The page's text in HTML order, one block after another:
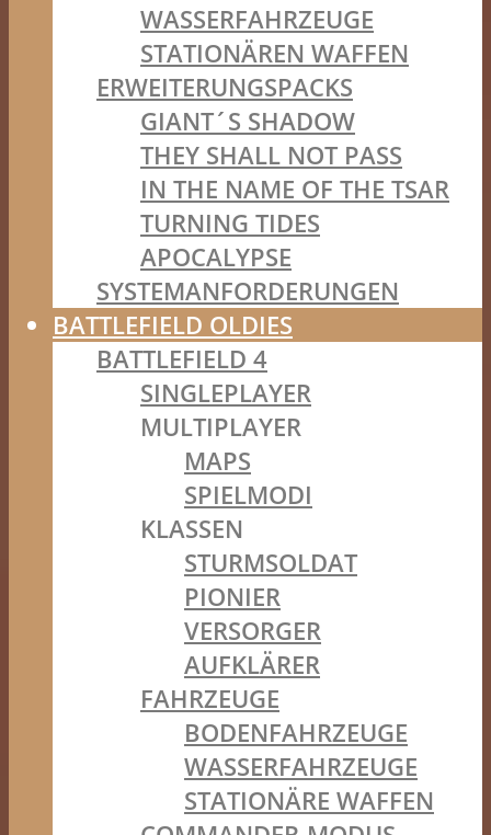
WASSERFAHRZEUGE
STATIONÄREN WAFFEN
ERWEITERUNGSPACKS
GIANT´S SHADOW
THEY SHALL NOT PASS
IN THE NAME OF THE TSAR
TURNING TIDES
APOCALYPSE
SYSTEMANFORDERUNGEN
BATTLEFIELD OLDIES
BATTLEFIELD 4
SINGLEPLAYER
MULTIPLAYER
MAPS
SPIELMODI
KLASSEN
STURMSOLDAT
PIONIER
VERSORGER
AUFKLÄRER
FAHRZEUGE
BODENFAHRZEUGE
WASSERFAHRZEUGE
STATIONÄRE WAFFEN